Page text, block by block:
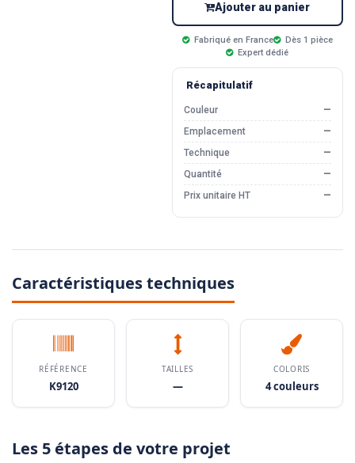
Ajouter au panier
Fabriqué en France
Dès 1 pièce
Expert dédié
Récapitulatif
Couleur
—
Emplacement
—
Technique
—
Quantité
—
Prix unitaire HT
—
Caractéristiques techniques
RÉFÉRENCE
K9120
TAILLES
—
COLORIS
4 couleurs
Les 5 étapes de votre projet